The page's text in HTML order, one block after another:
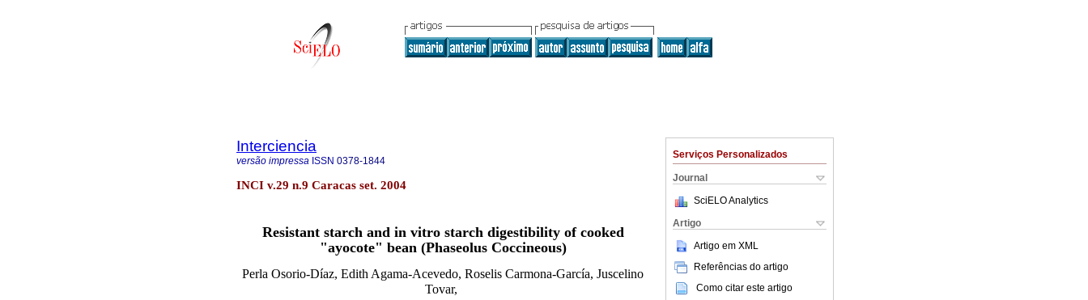
Serviços Personalizados
Journal
SciELO Analytics
Artigo
Artigo em XML
Referências do artigo
Como citar este artigo
Interciencia
versão impressa ISSN 0378-1844
INCI v.29 n.9 Caracas set. 2004
Resistant starch and in vitro starch digestibility of cooked
"ayocote" bean (Phaseolus Coccineous)
Perla Osorio-Díaz, Edith Agama-Acevedo, Roselis Carmona-García, Juscelino
Tovar,